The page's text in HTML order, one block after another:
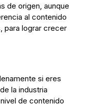
de origen, aunque
al contenido
para lograr crecer
si eres
la industria
de contenido